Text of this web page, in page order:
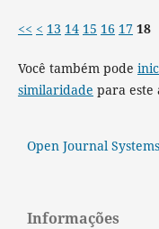
<< < 13 14 15 16 17 18
Você também pode
similaridade para este
Open Journal Systems
Informações